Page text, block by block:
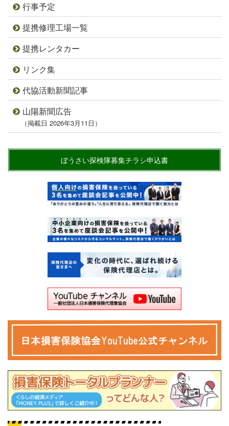
行事予定
提携修理工場一覧
提携レンタカー
リンク集
代協活動新聞記事
山陽新聞広告
（掲載日 2026年3月11日）
ぼうさい探検隊募集チラシ申込書